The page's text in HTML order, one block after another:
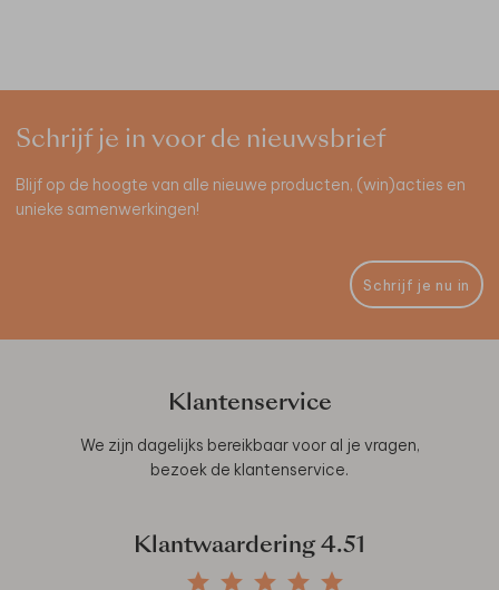
Schrijf je in voor de nieuwsbrief
Blijf op de hoogte van alle nieuwe producten, (win)acties en
unieke samenwerkingen!
Schrijf je nu in
Klantenservice
We zijn dagelijks bereikbaar voor al je vragen,
bezoek de klantenservice.
Klantwaardering 4.51